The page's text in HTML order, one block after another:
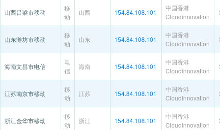
山西吕梁市移动
移
动
山西 154.84.108.101
中国香港
Cloudinnovation
山东潍坊市移动
移
动
山东 154.84.108.101
中国香港
Cloudinnovation
海南文昌市电信
电
信
海南 154.84.108.101
中国香港
Cloudinnovation
江苏南京市移动
移
动
江苏 154.84.108.101
中国香港
Cloudinnovation
浙江金华市移动
移
动
浙江 154.84.108.101
中国香港
Cloudinnovation